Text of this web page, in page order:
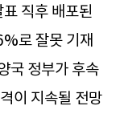
직후 배포된
로 잘못 기재
국 정부가 후속
이 지속될 전망